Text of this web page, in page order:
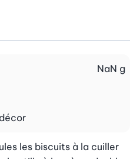
NaN g
les biscuits à la cuiller